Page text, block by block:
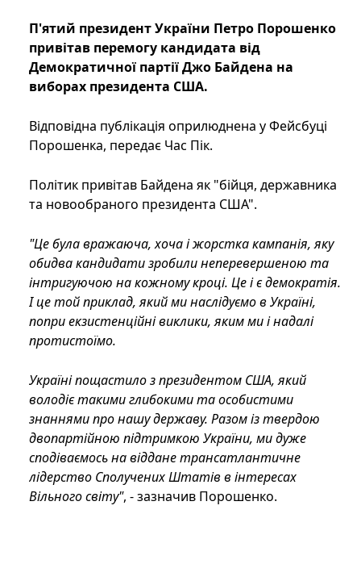
П'ятий президент України Петро Порошенко
привітав перемогу кандидата від
Демократичної партії Джо Байдена на
виборах президента США.
Відповідна публікація оприлюднена у Фейсбуці
Порошенка, передає Час Пік.
Політик привітав Байдена як "бійця, державника
та новообраного президента США".
"Це була вражаюча, хоча і жорстка кампанія, яку
обидва кандидати зробили неперевершеною та
інтригуючою на кожному кроці. Це і є демократія.
І це той приклад, який ми наслідуємо в Україні,
попри екзистенційні виклики, яким ми і надалі
протистоїмо.
Україні пощастило з президентом США, який
володіє такими глибокими та особистими
знаннями про нашу державу. Разом із твердою
двопартійною підтримкою України, ми дуже
сподіваємось на віддане трансатлантичне
лідерство Сполучених Штатів в інтересах
Вільного світу", - зазначив Порошенко.